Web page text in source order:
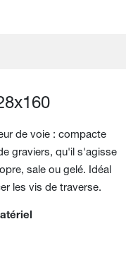
de voie : compacte
graviers, qu'il s'agisse
sale ou gelé. Idéal
les vis de traverse.